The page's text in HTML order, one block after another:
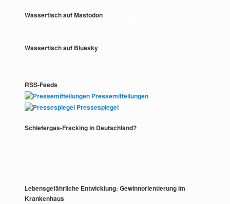
Wassertisch auf Mastodon
Wassertisch auf Bluesky
RSS-Feeds
Pressemitteilungen
Pressespiegel
Schiefergas-Fracking in Deutschland?
Lebensgefährliche Entwicklung: Gewinnorientierung im
Krankenhaus